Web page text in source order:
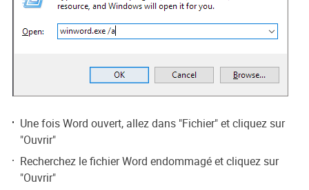
Une fois Word ouvert, allez dans "Fichier" et cliquez sur
"Ouvrir"
Recherchez le fichier Word endommagé et cliquez sur
"Ouvrir"